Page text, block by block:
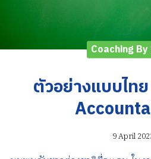
Coaching
ตัวอย่างแบบไท
9 April